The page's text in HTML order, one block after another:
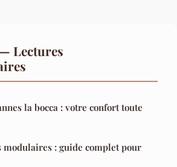
Lectures
la bocca : votre confort toute
modulaires : guide complet pour